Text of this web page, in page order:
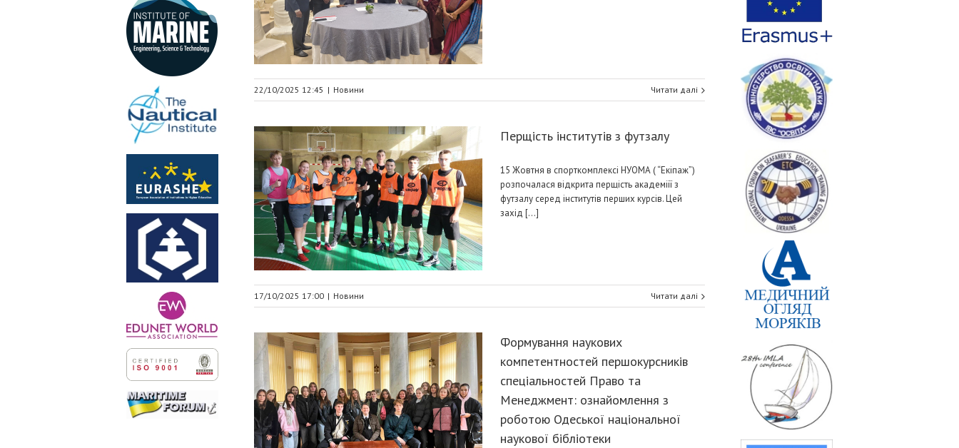
22/10/2025 12:45 | Новини Читати далі
Перщість інститутів з футзалу
15 Жовтня в спорткомплексі НУОМА ( “Екіпаж”)
розпочалася відкрита перщість академіїї з
футзалу серед інститутів перших курсів. Цей
захід [...]
17/10/2025 17:00 | Новини Читати далі
Формування наукових
компетентностей першокурсників
спеціальностей Право та
Менеджмент: ознайомлення з
роботою Одеської національної
наукової бібліотеки